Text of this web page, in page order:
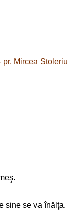
pr. Mircea Stoleriu
sine se va înălţa.